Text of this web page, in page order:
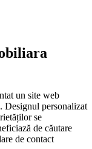
un site web
personalizat
se
de căutare
de contact